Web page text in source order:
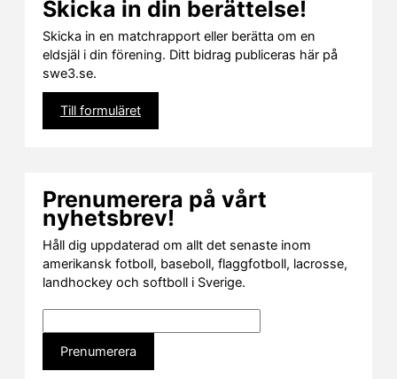
Skicka in din berättelse!
Skicka in en matchrapport eller berätta om en
eldsjäl i din förening. Ditt bidrag publiceras här på
swe3.se.
Till formuläret
Prenumerera på vårt
nyhetsbrev!
Håll dig uppdaterad om allt det senaste inom
amerikansk fotboll, baseboll, flaggfotboll, lacrosse,
landhockey och softboll i Sverige.